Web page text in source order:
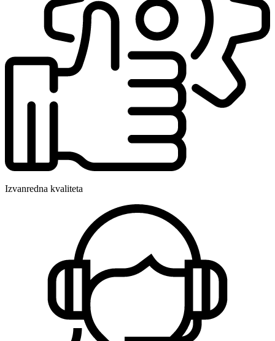
Izvanredna kvaliteta